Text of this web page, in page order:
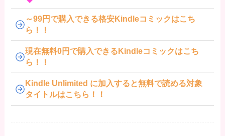
～99円で購入できる格安Kindleコミックはこち
ら！！
現在無料0円で購入できるKindleコミックはこち
ら！！
Kindle Unlimited に加入すると無料で読める対象
タイトルはこちら！！